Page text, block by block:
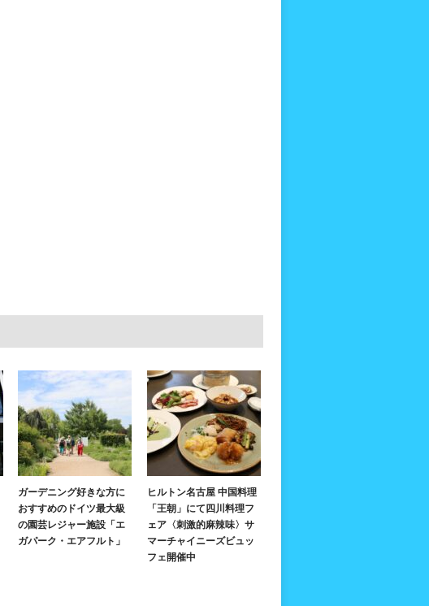
ガーデニング好きな方に
おすすめのドイツ最大級
の園芸レジャー施設「エ
ガパーク・エアフルト」
ヒルトン名古屋 中国料理
「王朝」にて四川料理フ
ェア〈刺激的麻辣味〉サ
マーチャイニーズビュッ
フェ開催中